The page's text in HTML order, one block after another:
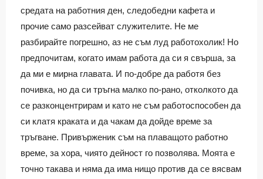
средата на работния ден, следобедни кафета и
прочие само разсейват служителите. Не ме
разбирайте погрешно, аз не съм луд работохолик! Но
предпочитам, когато имам работа да си я свърша, за
да ми е мирна главата. И по-добре да работя без
почивка, но да си тръгна малко по-рано, отколкото да
се разконцентрирам и като не съм работоспособен да
си клатя краката и да чакам да дойде време за
тръгване. Привърженик съм на плаващото работно
време, за хора, чиято дейност го позволява. Моята е
точно такава и няма да има нищо против да се вясвам